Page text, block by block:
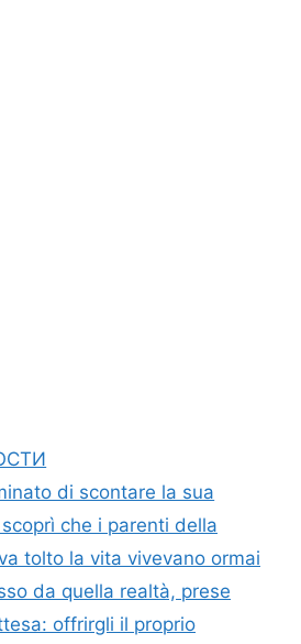
di scontare la sua
scoprì che i parenti della
tolto la vita vivevano ormai
da quella realtà, prese
offrirgli il proprio